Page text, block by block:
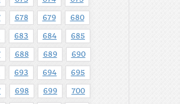
678 679 680
683 684 685
688 689 690
693 694 695
698 699 700